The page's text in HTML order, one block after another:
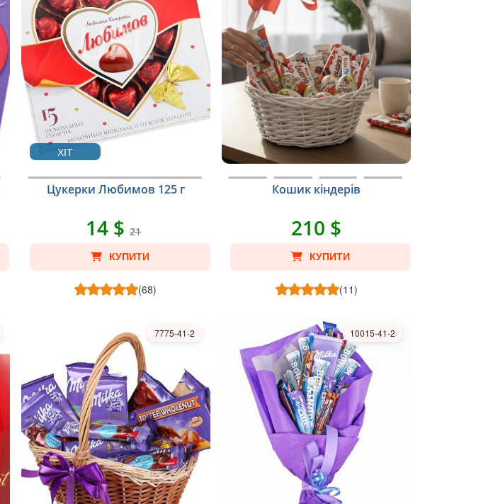
ХІТ
Цукерки Любимов 125 г
14 $21
КУПИТИ
(68)
Кошик кіндерів
210 $
КУПИТИ
(11)
7775-41-2 10015-41-2